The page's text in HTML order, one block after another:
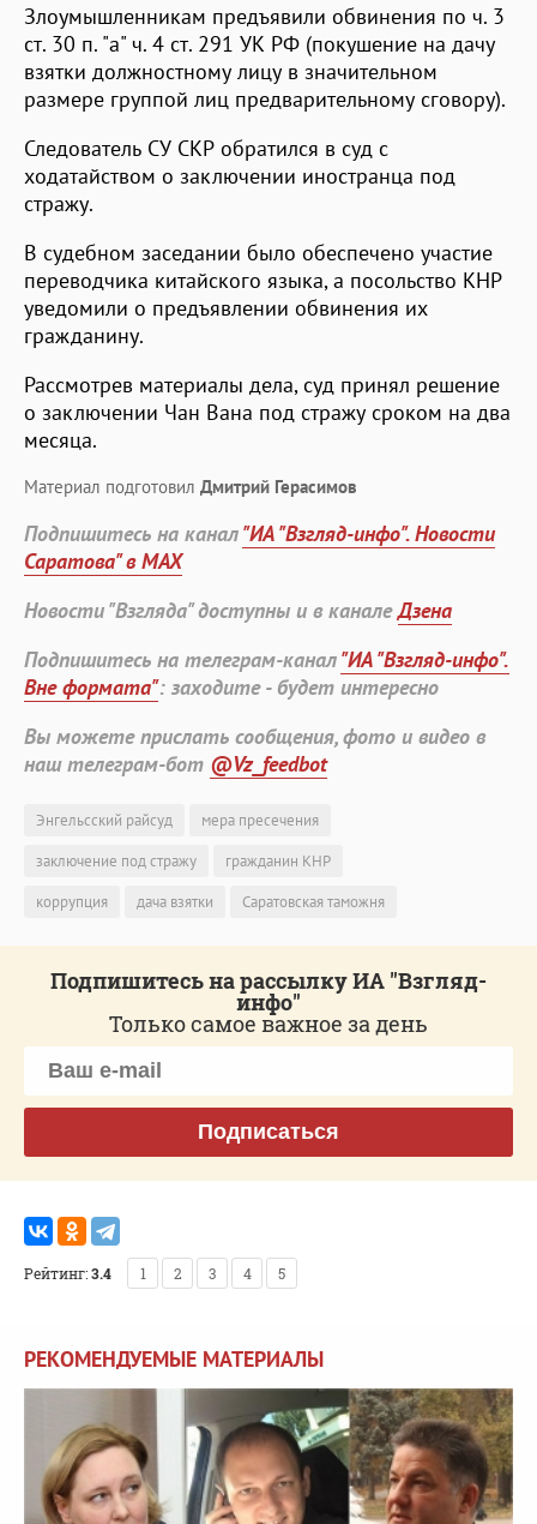
Злоумышленникам предъявили обвинения по ч. 3
ст. 30 п. "а" ч. 4 ст. 291 УК РФ (покушение на дачу
взятки должностному лицу в значительном
размере группой лиц предварительному сговору).
Следователь СУ СКР обратился в суд с
ходатайством о заключении иностранца под
стражу.
В судебном заседании было обеспечено участие
переводчика китайского языка, а посольство КНР
уведомили о предъявлении обвинения их
гражданину.
Рассмотрев материалы дела, суд принял решение
о заключении Чан Вана под стражу сроком на два
месяца.
Материал подготовил Дмитрий Герасимов
Подпишитесь на канал"ИА "Взгляд-инфо". Новости
Саратова" в MAX
Новости "Взгляда" доступны и в каналеДзена
Подпишитесь на телеграм-канал"ИА "Взгляд-инфо".
Вне формата": заходите - будет интересно
Вы можете прислать сообщения, фото и видео в
наш телеграм-бот @Vz_feedbot
Энгельсский райсуд
мера пресечения
заключение под стражу
гражданин КНР
коррупция
дача взятки Саратовская таможня
Подпишитесь на рассылку ИА "Взгляд-
инфо"
Только самое важное за день
Подписаться
Рейтинг:3.4 1 2 3 4 5
РЕКОМЕНДУЕМЫЕ МАТЕРИАЛЫ